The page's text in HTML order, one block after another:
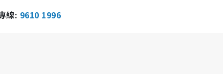
線: 9610 1996